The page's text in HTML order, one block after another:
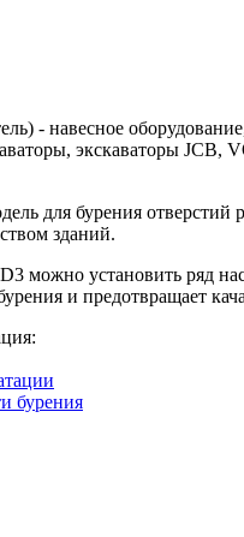
- навесное
экскаваторы
для бурения
зданий.
можно установить ряд
и предотвращает
бурения